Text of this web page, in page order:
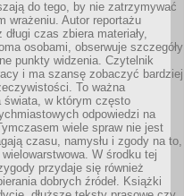
do tego, by nie zatrzymywać
wrażeniu. Autor reportażu
czas zbiera materiały,
osobami, obserwuje szczegóły
punkty widzenia. Czytelnik
i ma szansę zobaczyć bardziej
To ważna
świata, w którym często
odpowiedzi na
wiele spraw nie jest
czasu, namysłu i zgody na to,
W środku tej
przydaje się również
dobrych źródeł. Książki